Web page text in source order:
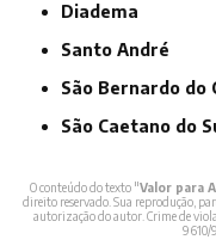
Diadema
Santo André
São Bernardo do
São Caetano do
O conteúdo do texto "Valor para
direito reservado. Sua reprodução,
autorização do autor. Crime de
9610/